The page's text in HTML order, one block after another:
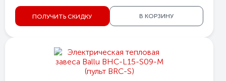
ПОЛУЧИТЬ СКИДКУ В КОРЗИНУ